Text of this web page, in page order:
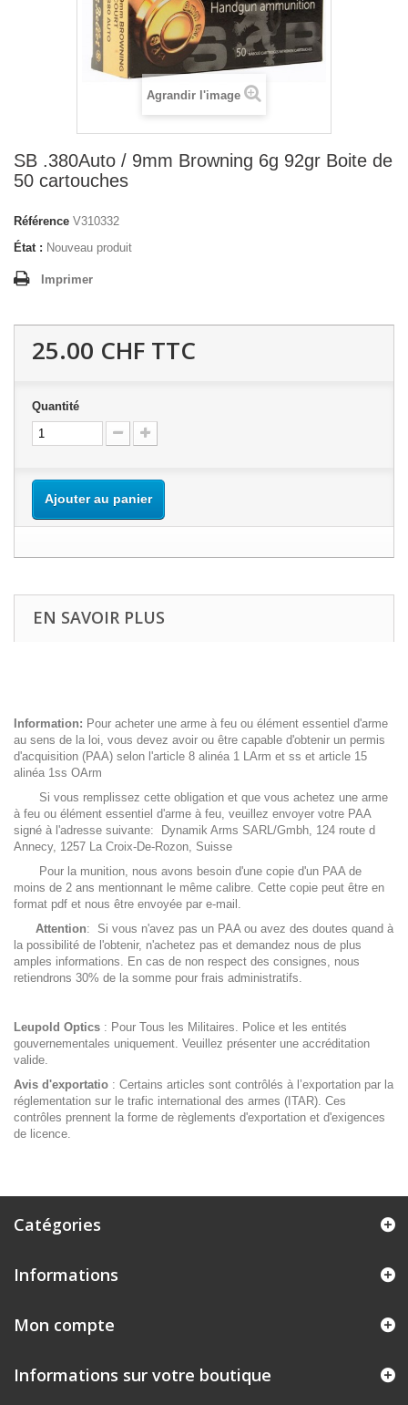
Agrandir l'image
SB .380Auto / 9mm Browning 6g 92gr Boite de
50 cartouches
Référence V310332
État : Nouveau produit
Imprimer
25.00 CHF TTC
Quantité
Ajouter au panier
EN SAVOIR PLUS
Information: Pour acheter une arme à feu ou élément essentiel d'arme
au sens de la loi, vous devez avoir ou être capable d'obtenir un permis
d'acquisition (PAA) selon l'article 8 alinéa 1 LArm et ss et article 15
alinéa 1ss OArm
Si vous remplissez cette obligation et que vous achetez une arme
à feu ou élément essentiel d'arme à feu, veuillez envoyer votre PAA
signé à l'adresse suivante: Dynamik Arms SARL/Gmbh, 124 route d
Annecy, 1257 La Croix-De-Rozon, Suisse
Pour la munition, nous avons besoin d'une copie d'un PAA de
moins de 2 ans mentionnant le même calibre. Cette copie peut être en
format pdf et nous être envoyée par e-mail.
Attention: Si vous n'avez pas un PAA ou avez des doutes quand à
la possibilité de l'obtenir, n'achetez pas et demandez nous de plus
amples informations. En cas de non respect des consignes, nous
retiendrons 30% de la somme pour frais administratifs.
Leupold Optics : Pour Tous les Militaires. Police et les entités
gouvernementales uniquement. Veuillez présenter une accréditation
valide.
Avis d'exportatio : Certains articles sont contrôlés à l’exportation par la
réglementation sur le trafic international des armes (ITAR). Ces
contrôles prennent la forme de règlements d'exportation et d'exigences
de licence.
Catégories
Informations
Mon compte
Informations sur votre boutique